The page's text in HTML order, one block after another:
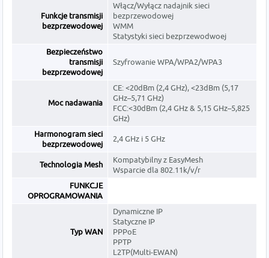
Funkcje transmisji
bezprzewodowej
Włącz/Wyłącz nadajnik sieci
bezprzewodowej
WMM
Statystyki sieci bezprzewodwoej
Bezpieczeństwo
transmisji
bezprzewodowej
Szyfrowanie WPA/WPA2/WPA3
Moc nadawania
CE: <20dBm (2,4 GHz), <23dBm (5,17
GHz–5,71 GHz)
FCC:<30dBm (2,4 GHz & 5,15 GHz–5,825
GHz)
Harmonogram sieci
bezprzewodowej
2,4 GHz i 5 GHz
Technologia Mesh
Kompatybilny z EasyMesh
Wsparcie dla 802.11k/v/r
FUNKCJE
OPROGRAMOWANIA
Typ WAN
Dynamiczne IP
Statyczne IP
PPPoE
PPTP
L2TP(Multi-EWAN)